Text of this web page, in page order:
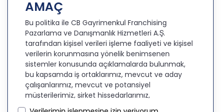
AMAÇ
Bu politika ile CB Gayrimenkul Franchising
Pazarlama ve Danışmanlık Hizmetleri A.Ş.
tarafından kişisel verileri işleme faaliyeti ve kişisel
verilerin korunmasına yönelik benimsenen
sistemler konusunda açıklamalarda bulunmak,
bu kapsamda iş ortaklarımız, mevcut ve aday
çalışanlarımız, mevcut ve potansiyel
müşterilerimiz, şirket hissedarlarımız,